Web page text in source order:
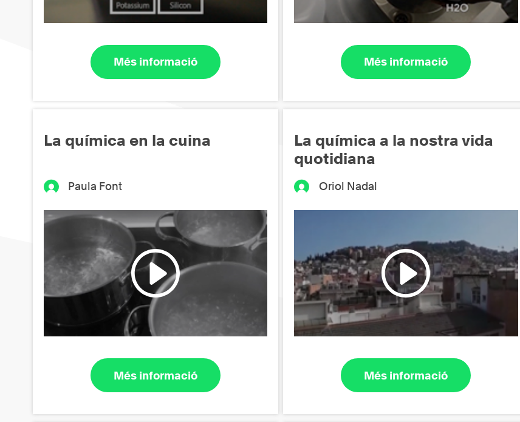
Més informació Més informació
La química en la cuina
Paula Font
Més informació
La química a la nostra vida
quotidiana
Oriol Nadal
Més informació